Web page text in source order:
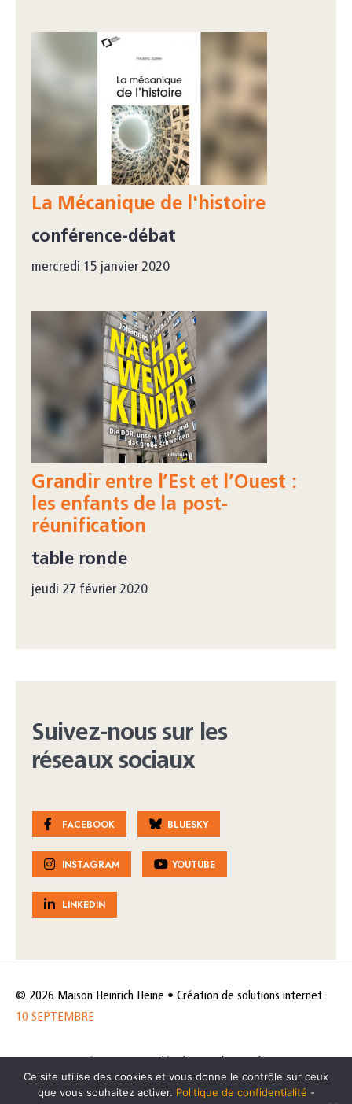
La Mécanique de l'histoire
conférence-débat
mercredi 15 janvier 2020
Grandir entre l’Est et l’Ouest :
les enfants de la post-
réunification
table ronde
jeudi 27 février 2020
Suivez-nous sur les
réseaux sociaux
FACEBOOK BLUESKY
INSTAGRAM YOUTUBE
LINKEDIN
© 2026 Maison Heinrich Heine • Création de solutions internet
10 SEPTEMBRE
de données
Politique des cookies
Ce site utilise des cookies et vous donne le contrôle sur ceux
que vous souhaitez activer. Politique de confidentialité -